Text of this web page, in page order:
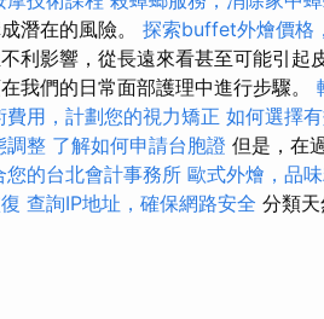
潛在的風險。 探索buffet外燴價格
利影響，從長遠來看甚至可能引起
我們的日常面部護理中進行步驟。
用，計劃您的視力矯正 如何選擇
調整 了解如何申請台胞證 但是，在
您的台北會計事務所 歐式外燴，品
查詢IP地址，確保網路安全 分類